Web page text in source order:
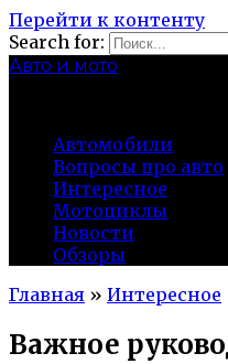
Перейти к контенту
Search for:
Авто и мото
Автомобили
Вопросы про авто
Интересное
Мотоциклы
Новости
Обзоры
Главная » Интересное
Важное